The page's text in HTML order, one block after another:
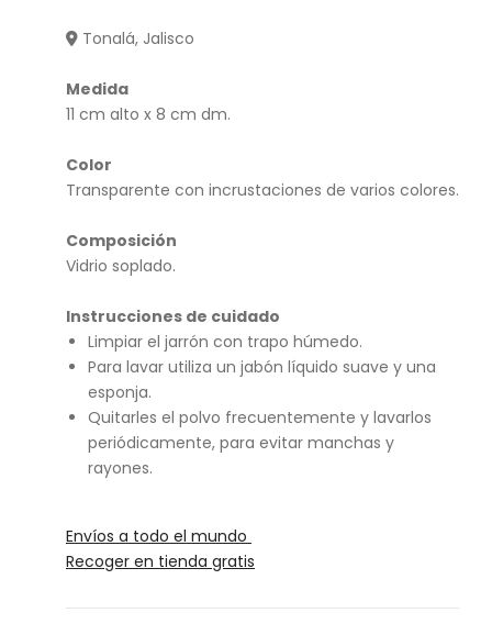
ad
Tonalá, Jalisco
Medida
11 cm alto x 8 cm dm.
Color
Transparente con incrustaciones de varios colores.
Composición
Vidrio soplado.
Instrucciones de cuidado
Limpiar el jarrón con trapo húmedo.
Para lavar utiliza un jabón líquido suave y una
esponja.
Quitarles el polvo frecuentemente y lavarlos
periódicamente, para evitar manchas y
rayones.
Envíos a todo el mundo
Recoger en tienda gratis